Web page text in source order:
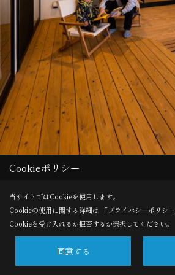
Cookieポリシー
当サイトではCookieを使用します。
Cookieの使用に関する詳細は 「プライバシーポリシー
Cookieを受け入れるか拒否するか選択してください。
同意する